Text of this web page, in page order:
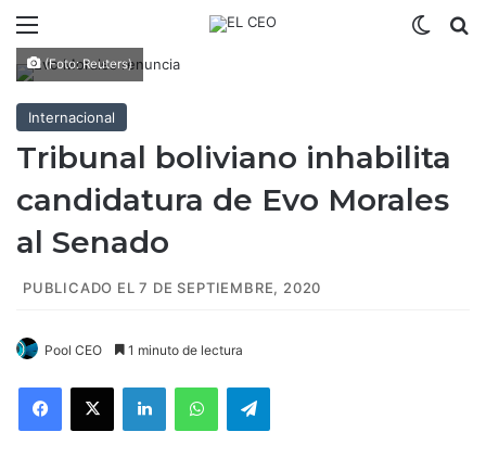
(Foto: Reuters)
Internacional
Tribunal boliviano inhabilita
candidatura de Evo Morales
al Senado
PUBLICADO EL 7 DE SEPTIEMBRE, 2020
Pool CEO 1 minuto de lectura